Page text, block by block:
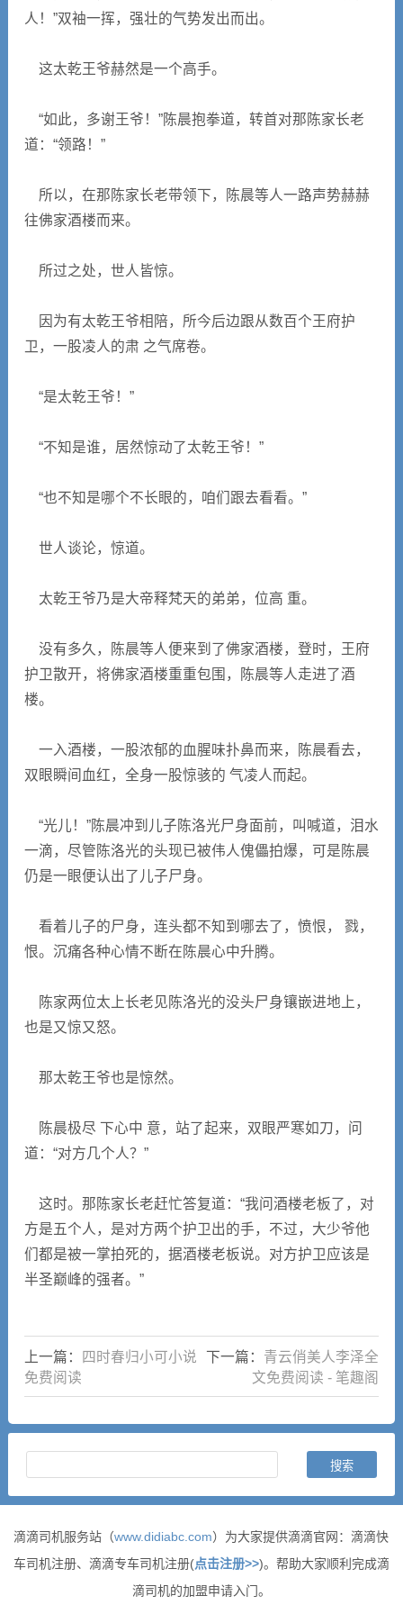
人！”双袖一挥，强壮的气势发出而出。
这太乾王爷赫然是一个高手。
“如此，多谢王爷！”陈晨抱拳道，转首对那陈家长老
道：“领路！”
所以，在那陈家长老带领下，陈晨等人一路声势赫赫
往佛家酒楼而来。
所过之处，世人皆惊。
因为有太乾王爷相陪，所今后边跟从数百个王府护
卫，一股凌人的肃 之气席卷。
“是太乾王爷！”
“不知是谁，居然惊动了太乾王爷！”
“也不知是哪个不长眼的，咱们跟去看看。”
世人谈论，惊道。
太乾王爷乃是大帝释梵天的弟弟，位高 重。
没有多久，陈晨等人便来到了佛家酒楼，登时，王府
护卫散开，将佛家酒楼重重包围，陈晨等人走进了酒
楼。
一入酒楼，一股浓郁的血腥味扑鼻而来，陈晨看去，
双眼瞬间血红，全身一股惊骇的 气凌人而起。
“光儿！”陈晨冲到儿子陈洛光尸身面前，叫喊道，泪水
一滴，尽管陈洛光的头现已被伟人傀儡拍爆，可是陈晨
仍是一眼便认出了儿子尸身。
看着儿子的尸身，连头都不知到哪去了，愤恨， 戮，
恨。沉痛各种心情不断在陈晨心中升腾。
陈家两位太上长老见陈洛光的没头尸身镶嵌进地上，
也是又惊又怒。
那太乾王爷也是惊然。
陈晨极尽 下心中 意，站了起来，双眼严寒如刀，问
道：“对方几个人？”
这时。那陈家长老赶忙答复道：“我问酒楼老板了，对
方是五个人，是对方两个护卫出的手，不过，大少爷他
们都是被一掌拍死的，据酒楼老板说。对方护卫应该是
半圣巅峰的强者。”
上一篇：
四时春归小可小说
免费阅读
下一篇： 青云俏美人李泽全
文免费阅读 - 笔趣阁
滴滴司机服务站（www.didiabc.com）为大家提供滴滴官网：滴滴快
车司机注册、滴滴专车司机注册(点击注册>>)。帮助大家顺利完成滴
滴司机的加盟申请入门。